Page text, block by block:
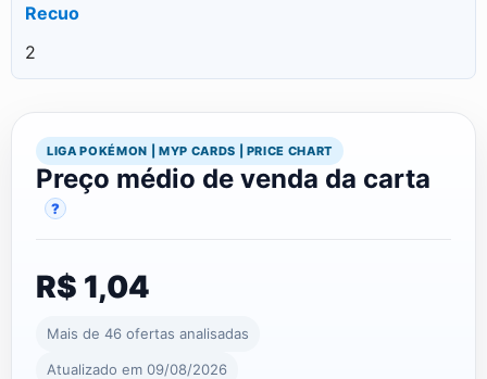
Recuo
2
LIGA POKÉMON | MYP CARDS | PRICE CHART
Preço médio de venda da carta
?
R$ 1,04
Mais de 46 ofertas analisadas
Atualizado em 09/08/2026